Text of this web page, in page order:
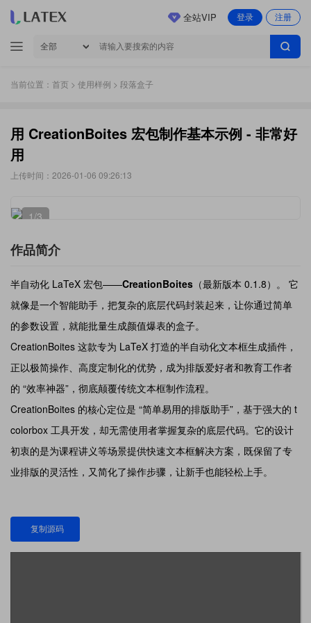
登录 注册
全站VIP
当前位置： 首页 > 使用样例 > 段落盒子
用 CreationBoites 宏包制作基本示例 - 非常好
用
上传时间：2026-01-06 09:26:13
1/3
作品简介
半自动化 LaTeX 宏包——CreationBoites （最新版本 0.1.8）。 它
就像是一个智能助手，把复杂的底层代码封装起来，让你通过简单
的参数设置，就能批量生成颜值爆表的盒子。
CreationBoites 这款专为 LaTeX 打造的半自动化文本框生成插件，
正以极简操作、高度定制化的优势，成为排版爱好者和教育工作者
的 “效率神器”，彻底颠覆传统文本框制作流程。
CreationBoites 的核心定位是 “简单易用的排版助手”，基于强大的 t
colorbox 工具开发，却无需使用者掌握复杂的底层代码。它的设计
初衷的是为课程讲义等场景提供快速文本框解决方案，既保留了专
业排版的灵活性，又简化了操作步骤，让新手也能轻松上手。
复制源码